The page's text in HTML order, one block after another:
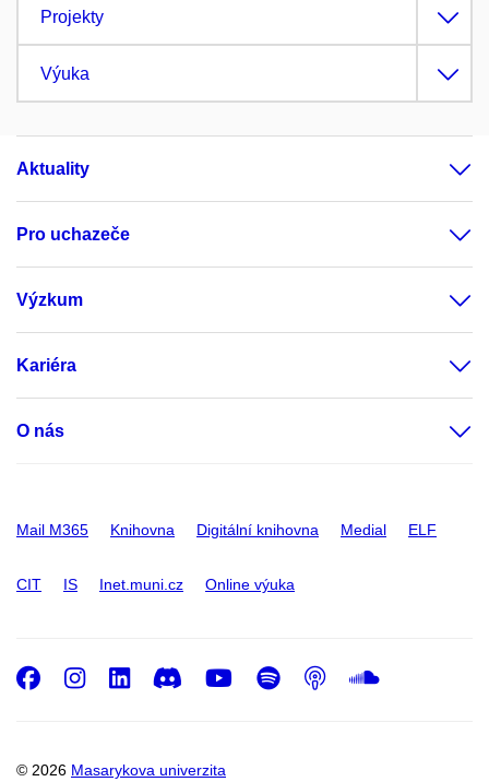
Projekty
Výuka
Aktuality
Pro uchazeče
Výzkum
Kariéra
O nás
Mail M365 Knihovna Digitální knihovna Medial ELF
CIT IS Inet.muni.cz Online výuka
© 2026 Masarykova univerzita
Facebook
Instagram
LinkedIn
DiscordYoutube
Spotify
Podcast